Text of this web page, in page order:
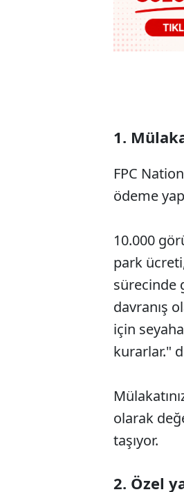
1.
FPC
ödeme
10.000
park
sürecinde
davranış
için
kurarlar."
olarak
taşıyor.
2. Özel